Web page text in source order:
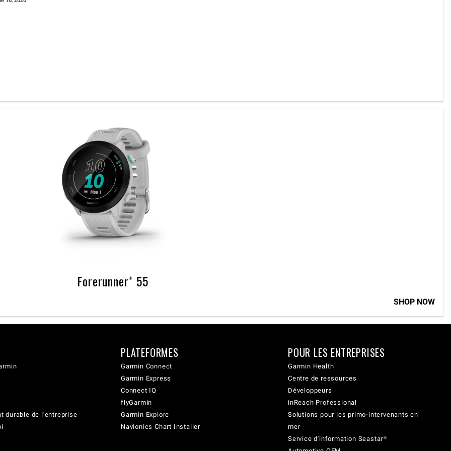
Forerunner® 55
SHOP NOW
durable de l'entreprise
PLATEFORMES
Garmin Connect
Garmin Express
Connect IQ
flyGarmin
Garmin Explore
Navionics Chart Installer
POUR LES ENTREPRISES
Garmin Health
Centre de ressources
Développeurs
inReach Professional
Solutions pour les primo-intervenants en
mer
Service d'information Seastar®